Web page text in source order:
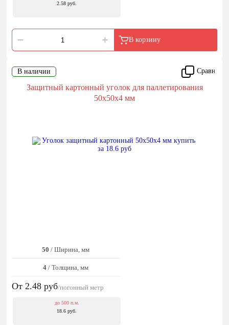
2.58 руб.
В корзину
Сравнить
В наличии
Защитный картонный уголок для паллетирования
50x50x4 мм
50 / Ширина, мм
4 / Толщина, мм
От 2.48 руб/погонный метр
до 500 п.м.
18.6 руб.